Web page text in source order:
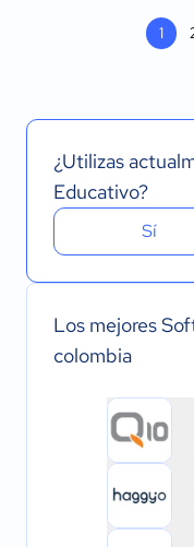
1
¿Utilizas
Educativo?
Sí
Los mejores
colombia